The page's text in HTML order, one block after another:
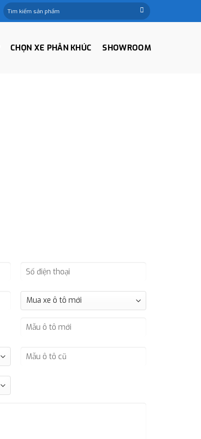
Tìm
kiếm:
CHỌN XE PHÂN KHÚC SHOWROOM